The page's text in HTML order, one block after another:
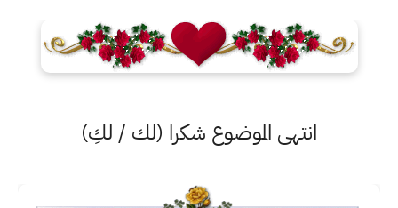
انتهى الموضوع شكرا (لك / لكِ)